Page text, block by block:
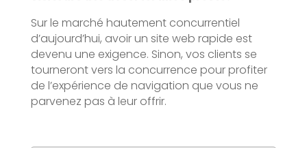
Sur le marché hautement concurrentiel
d’aujourd’hui, avoir un site web rapide est
devenu une exigence. Sinon, vos clients se
tourneront vers la concurrence pour profiter
de l’expérience de navigation que vous ne
parvenez pas à leur offrir.